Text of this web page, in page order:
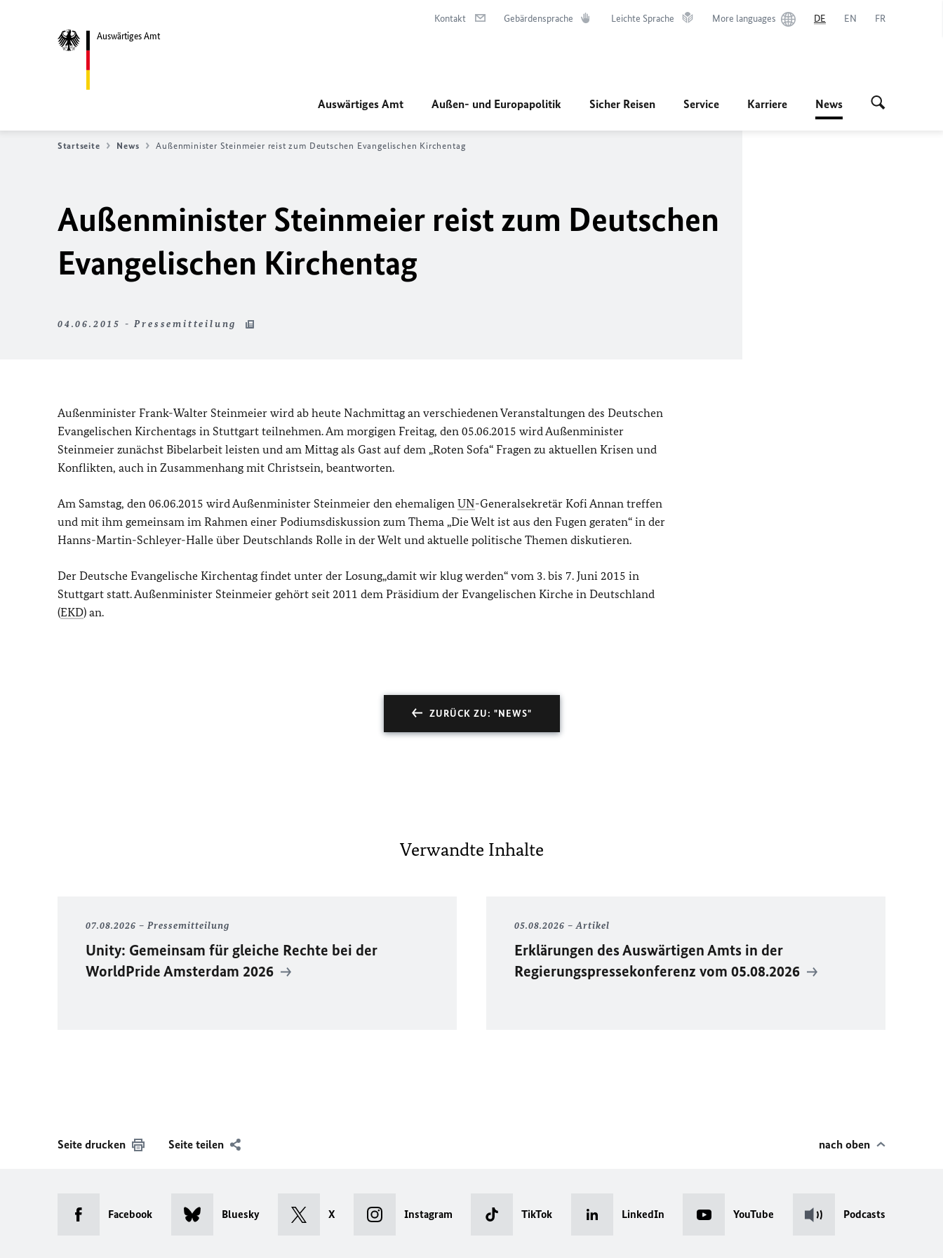
Auswärtiges Amt
Kontakt Gebärdensprache Leichte Sprache More languages DE EN FR
Auswärtiges Amt Außen- und Europapolitik Sicher Reisen Service Karriere News
Startseite News Außenminister Steinmeier reist zum Deutschen Evangelischen Kirchentag
Außenminister Steinmeier reist zum Deutschen
Evangelischen Kirchentag
04.06.2015 - Pressemitteilung
Außenminister Frank-Walter Steinmeier wird ab heute Nachmittag an verschiedenen Veranstaltungen des Deutschen
Evangelischen Kirchentags in Stuttgart teilnehmen. Am morgigen Freitag, den 05.06.2015 wird Außenminister
Steinmeier zunächst Bibelarbeit leisten und am Mittag als Gast auf dem „Roten Sofa“ Fragen zu aktuellen Krisen und
Konflikten, auch in Zusammenhang mit Christsein, beantworten.
Am Samstag, den 06.06.2015 wird Außenminister Steinmeier den ehemaligen UN-Generalsekretär Kofi Annan treffen
und mit ihm gemeinsam im Rahmen einer Podiumsdiskussion zum Thema „Die Welt ist aus den Fugen geraten“ in der
Hanns-Martin-Schleyer-Halle über Deutschlands Rolle in der Welt und aktuelle politische Themen diskutieren.
Der Deutsche Evangelische Kirchentag findet unter der Losung„damit wir klug werden“ vom 3. bis 7. Juni 2015 in
Stuttgart statt. Außenminister Steinmeier gehört seit 2011 dem Präsidium der Evangelischen Kirche in Deutschland
(EKD) an.
ZURÜCK ZU: "NEWS"
Verwandte Inhalte
07.08.2026 Pressemitteilung
Unity: Gemeinsam für gleiche Rechte bei der
WorldPrideAmsterdam 2026
05.08.2026 Artikel
Erklärungen des Auswärtigen Amts in der
Regierungspressekonferenz vom 05.08.2026
Seite drucken Seite teilen nach oben
Facebook Bluesky X Instagram TikTok LinkedIn YouTube Podcasts